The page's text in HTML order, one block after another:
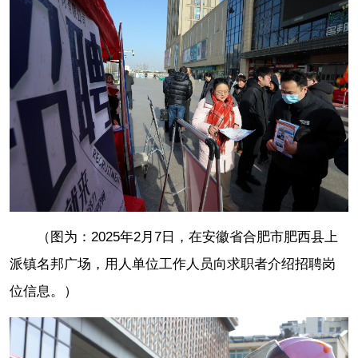
（图为：2025年2月7日，在安徽省合肥市肥西县上
派镇名邦广场，用人单位工作人员向求职者介绍招聘岗
位信息。）